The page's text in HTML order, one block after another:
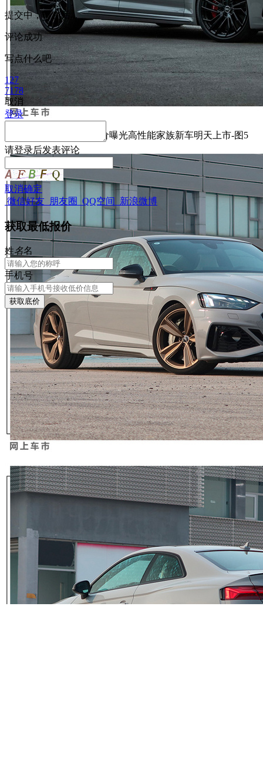
提交中，请稍后...
评论成功
写点什么吧
127
7178
取消
登录
请登录后发表评论
取消确定
微信好友
朋友圈 QQ空间 新浪微博
获取最低报价
姓名名
手机号
获取底价